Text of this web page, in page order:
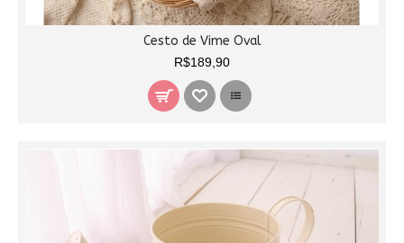
Cesto de Vime Oval
R$189,90